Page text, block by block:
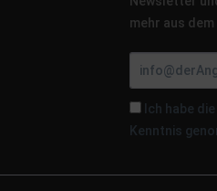
mehr aus dem
Ich habe die
Kenntnis